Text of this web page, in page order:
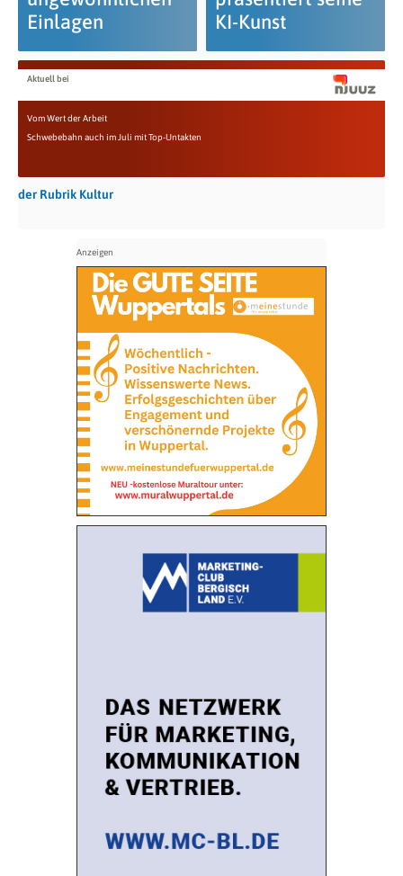
Einlagen
KI-Kunst
Aktuell bei
Vom Wert der Arbeit
Schwebebahn auch im Juli mit Top-Untakten
der Rubrik Kultur